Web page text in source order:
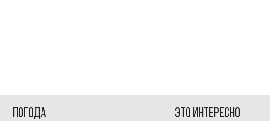
Погода Это интересно